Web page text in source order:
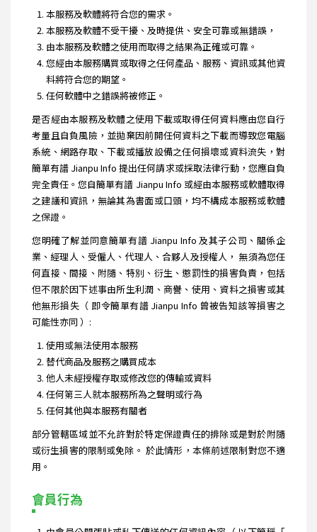
本服務及軟體將符合您的需求。
本服務及軟體不受干擾、及時提供、安全可靠或無錯誤，
由本服務及軟體之使用而取得之結果為正確或可靠。
您經由本服務購買或取得之任何產品、服務、資訊或其他資
料將符合您的期望。
任何軟體中之錯誤將被修正。
是否經由本服務及軟體之使用下載或取得任何資料應由您自行
考量且自負風險，並拋棄因前開任何資料之下載而導致您電腦
系統、網路存取、下載或播放設備之任何損壞或資料流失，對
簡單有譜 Jianpu Info 提出任何請求或採取法律行動，您應自負
完全責任。您自簡單有譜 Jianpu Info 或經由本服務或軟體取得
之建議和資訊，無論其為書面或口頭，均不構成本服務或軟體
之保證。
您明確了解並同意簡單有譜 Jianpu Info 及其子公司、關係企
業、經理人、受僱人、代理人、合夥人及授權人， 無須為您任
何直接、間接、附隨、特別、衍生、懲罰性的損害負責，包括
但不限於因下述事由所生利潤、商譽、使用、資料之損害或其
他無形損失（ 即令簡單有譜 Jianpu Info 曾被告知該等損害之
可能性亦同 ）:
使用或無法使用本服務
替代商品及服務之購買成本
他人未經授權存取或修改您的傳輸或資料
任何第三人就本服務所為之聲明或行為
任何其他與本服務有關者
部分管轄區域並不允許對於特定保證責任的排除或是對於附隨
或衍生損害的限制或免除。 於此情形，本條前述限制對您不適
用。
會員行為